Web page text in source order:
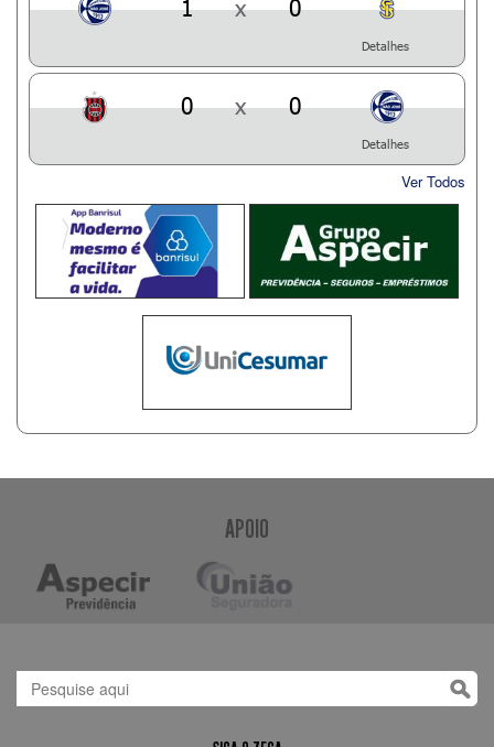
1 x 0
Detalhes
0 x 0
Detalhes
Ver Todos
APOIO